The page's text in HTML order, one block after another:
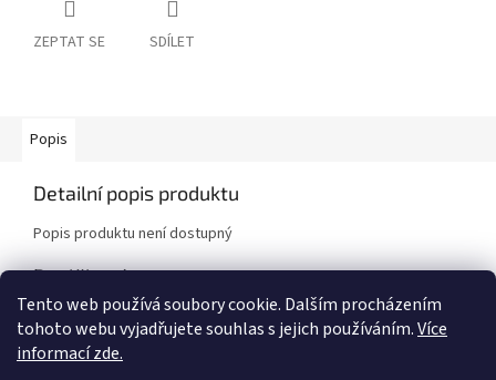
Tento web používá soubory cookie. Dalším procházením
tohoto webu vyjadřujete souhlas s jejich používáním.Více
informací zde.
ZEPTAT SE SDÍLET
Popis
Detailní popis produktu
Popis produktu není dostupný
Doplňkové parametry
Kategorie:
Podvozkové sady
Značka vozidla:
Nissan